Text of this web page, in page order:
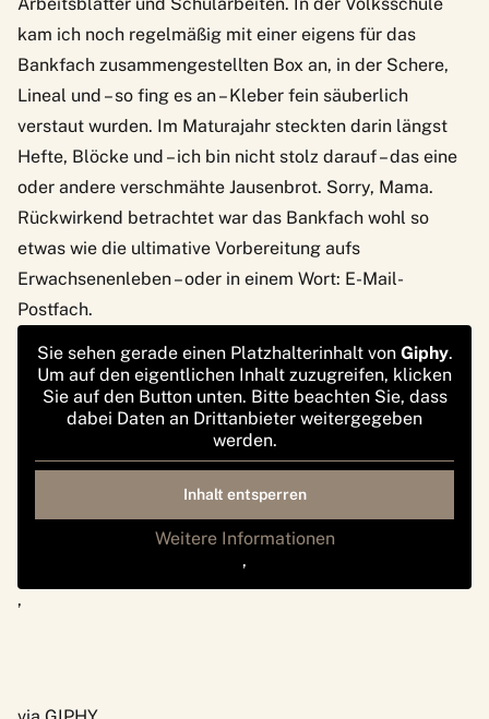
kam ich noch regelmäßig mit einer eigens für das
Bankfach zusammengestellten Box an, in der Schere,
Lineal und – so fing es an – Kleber fein säuberlich
verstaut wurden. Im Maturajahr steckten darin längst
Hefte, Blöcke und – ich bin nicht stolz darauf – das eine
oder andere verschmähte Jausenbrot. Sorry, Mama.
Rückwirkend betrachtet war das Bankfach wohl so
etwas wie die ultimative Vorbereitung aufs
Erwachsenenleben – oder in einem Wort: E-Mail-
Postfach.
Sie sehen gerade einen Platzhalterinhalt von Giphy.
Um auf den eigentlichen Inhalt zuzugreifen, klicken
Sie auf den Button unten. Bitte beachten Sie, dass
dabei Daten an Drittanbieter weitergegeben
werden.
Inhalt entsperren
Weitere Informationen
‚
‚